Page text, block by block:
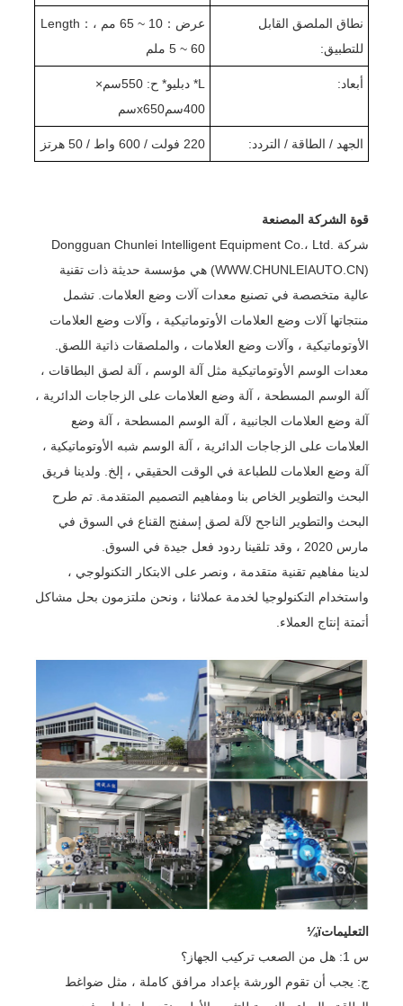
نطاق الملصق القابل
للتطبيق:
عرض ： 10 ~ 65 مم ، Length ：
5 ~ 60 ملم
أبعاد: L* دبليو* ح: 550 سم×
400سمx650سم
الجهد / الطاقة / التردد: 220 فولت / 600 واط / 50 هرتز
قوة الشركة المصنعة
شركة Dongguan Chunlei Intelligent Equipment Co.، Ltd.
(WWW.CHUNLEIAUTO.CN) هي مؤسسة حديثة ذات تقنية
عالية متخصصة في تصنيع معدات آلات وضع العلامات. تشمل
منتجاتها آلات وضع العلامات الأوتوماتيكية ، وآلات وضع العلامات
الأوتوماتيكية ، وآلات وضع العلامات ، والملصقات ذاتية اللصق.
معدات الوسم الأوتوماتيكية مثل آلة الوسم ، آلة لصق البطاقات ،
آلة الوسم المسطحة ، آلة وضع العلامات على الزجاجات الدائرية ،
آلة وضع العلامات الجانبية ، آلة الوسم المسطحة ، آلة وضع
العلامات على الزجاجات الدائرية ، آلة الوسم شبه الأوتوماتيكية ،
آلة وضع العلامات للطباعة في الوقت الحقيقي ، إلخ. ولدينا فريق
البحث والتطوير الخاص بنا ومفاهيم التصميم المتقدمة. تم طرح
البحث والتطوير الناجح لآلة لصق إسفنج القناع في السوق في
مارس 2020 ، وقد تلقينا ردود فعل جيدة في السوق.
لدينا مفاهيم تقنية متقدمة ، ونصر على الابتكار التكنولوجي ،
واستخدام التكنولوجيا لخدمة عملائنا ، ونحن ملتزمون بحل مشاكل
أتمتة إنتاج العملاء.
التعليماتï¼
س 1: هل من الصعب تركيب الجهاز؟
ج: يجب أن تقوم الورشة بإعداد مرافق كاملة ، مثل ضواغط